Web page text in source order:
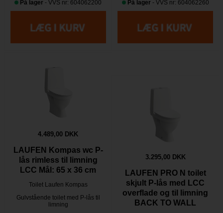
På lager - VVS nr: 604062200
På lager - VVS nr: 604062260
4.489,00 DKK
LAUFEN Kompas wc P-
lås rimless til limning
LCC Mål: 65 x 36 cm
Toilet Laufen Kompas
Gulvstående toilet med P-lås til
limning
3.295,00 DKK
LAUFEN PRO N toilet
skjult P-lås med LCC
overflade og til limning
BACK TO WALL